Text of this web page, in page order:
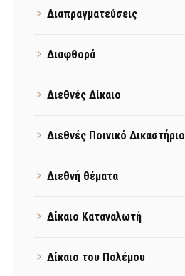
Διαπραγματεύσεις
Διαφθορά
Διεθνές Δίκαιο
Διεθνές Ποινικό Δικαστήριο
Διεθνή θέματα
Δίκαιο Καταναλωτή
Δίκαιο του Πολέμου